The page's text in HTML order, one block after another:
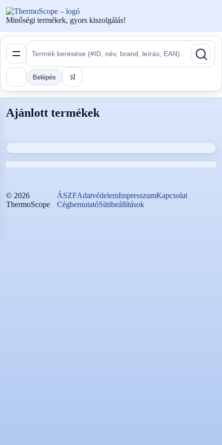
Minőségi termékek, gyors kiszolgálás!
Belépés 🛒
Ajánlott termékek
© 2026
ThermoScope
ÁSZFAdatvédelemImpresszumKapcsolat
CégbemutatóSütibeállítások